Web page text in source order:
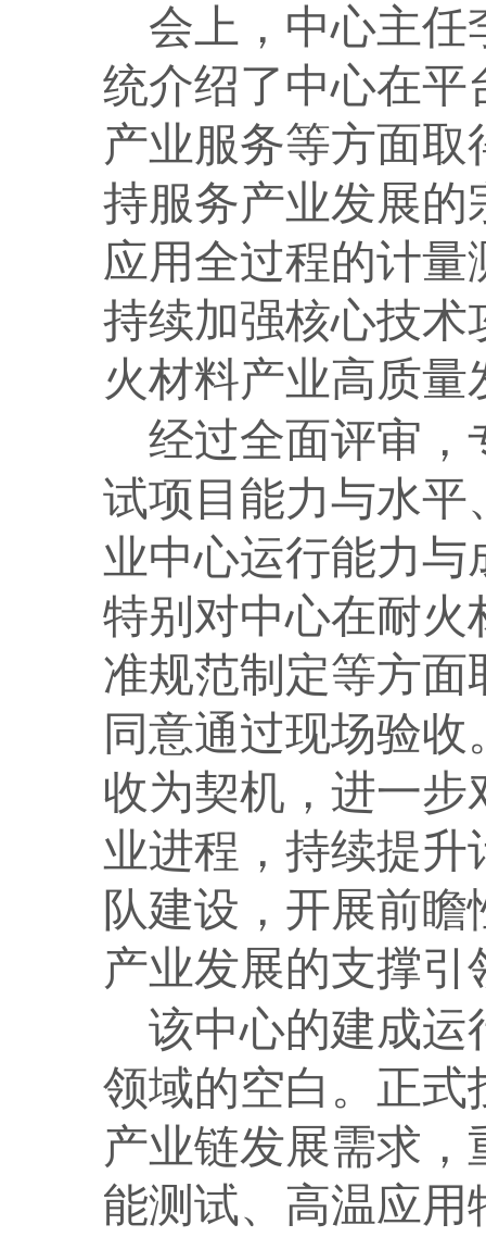
会上，中心主任
统介绍了中心在平
产业服务等方面
持服务产业发展的
应用全过程的计
持续加强核心技术
火材料产业高质
经过全面评审，
试项目能力与水平
业中心运行能力
特别对中心在耐火
准规范制定等方
同意通过现场验
收为契机，进一
业进程，持续提
队建设，开展前
产业发展的支撑引
该中心的建成运
领域的空白。正式
产业链发展需求
能测试、高温应